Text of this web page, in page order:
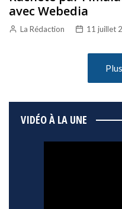
avec Webedia
La Rédaction 11 juillet
VIDÉO À LA UNE